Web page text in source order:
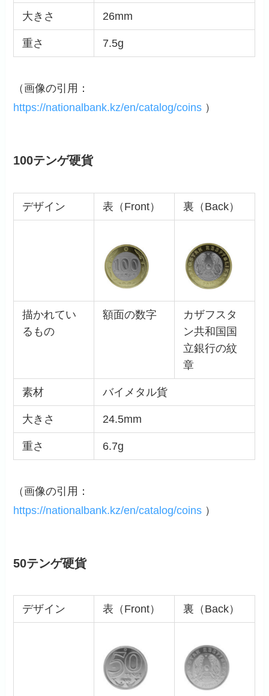
大きさ 26mm
重さ 7.5g
（画像の引用：
https://nationalbank.kz/en/catalog/coins ）
100テンゲ硬貨
デザイン 表（Front） 裏（Back）
描かれてい
るもの
額面の数字
カザフスタ
ン共和国国
立銀行の紋
章
素材 バイメタル貨
大きさ 24.5mm
重さ 6.7g
（画像の引用：
https://nationalbank.kz/en/catalog/coins ）
50テンゲ硬貨
デザイン 表（Front） 裏（Back）